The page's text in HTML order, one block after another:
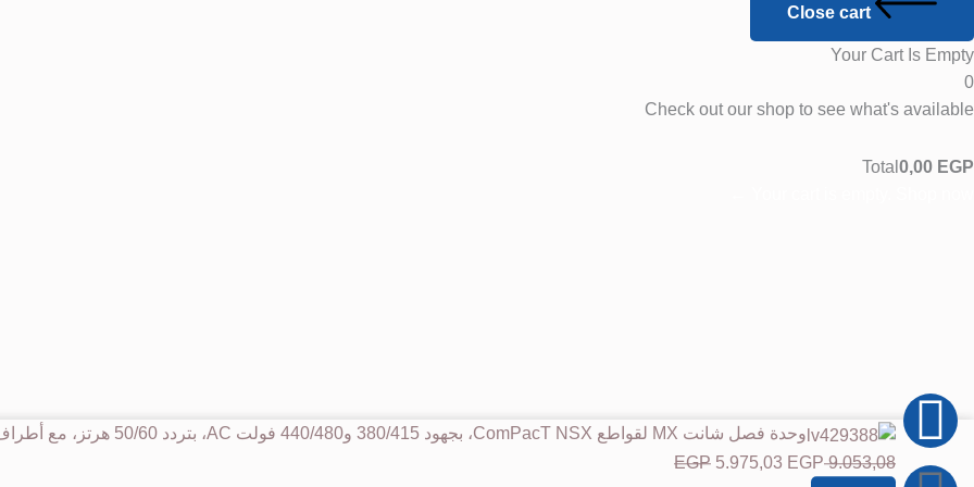
F
a
W
h
I
n
Close cart
Your Cart Is Empty
0
Check out our shop to see what's available
Total 0,00 EGP
وحدة فصل شانت MX لقواطع ComPacT NSX، بجهود ‎380/415‎ و‎440/480‎ فولت AC، بتردد ‎50/60‎ هرتز، مع أطراف توصيل زنبركية بدون براغي.
9.053,08
EGP
السعر
الأصلي 5.975,03 EGP
السعر
الحالي
كمية
وحدة